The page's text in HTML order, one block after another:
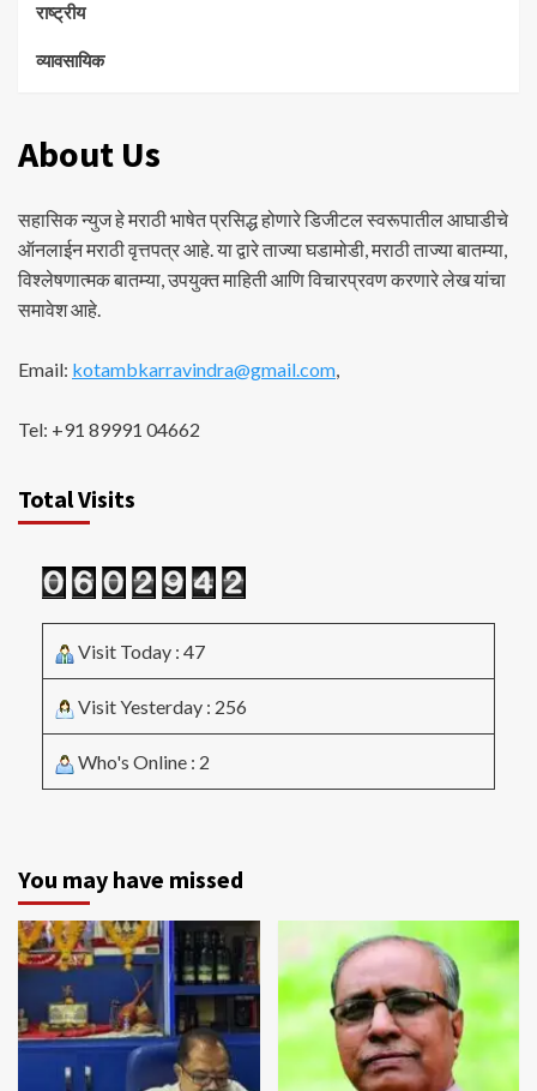
राष्ट्रीय
व्यावसायिक
About Us
सहासिक न्युज हे मराठी भाषेत प्रसिद्ध होणारे डिजीटल स्वरूपातील आघाडीचे
ऑनलाईन मराठी वृत्तपत्र आहे. या द्वारे ताज्या घडामोडी, मराठी ताज्या बातम्या,
विश्लेषणात्मक बातम्या, उपयुक्त माहिती आणि विचारप्रवण करणारे लेख यांचा
समावेश आहे.
Email: kotambkarravindra@gmail.com,
Tel: +91 89991 04662
Total Visits
Visit Today : 47
Visit Yesterday : 256
Who's Online : 2
You may have missed